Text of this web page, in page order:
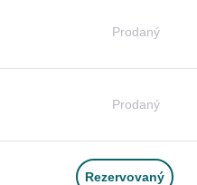
Prodaný
Prodaný
Rezervovaný